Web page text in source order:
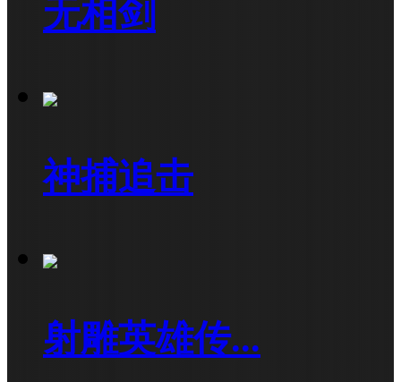
无相剑
神捕追击
射雕英雄传...